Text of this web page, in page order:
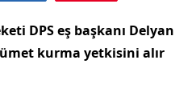
DPS eş başkanı Delyan
kurma yetkisini alır